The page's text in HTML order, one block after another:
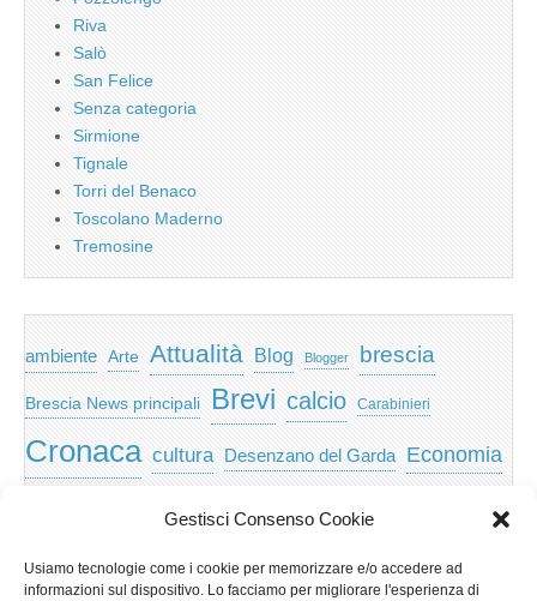
Gestisci Consenso Cookie
Usiamo tecnologie come i cookie per memorizzare e/o accedere ad
informazioni sul dispositivo. Lo facciamo per migliorare l'esperienza di
Riva
Salò
San Felice
Senza categoria
Sirmione
Tignale
Torri del Benaco
Toscolano Maderno
Tremosine
ambiente Arte Attualità Blog Blogger brescia
Brescia News principali Brevi calcio Carabinieri
Cronaca cultura Desenzano del Garda Economia
lago di garda Musica Nera news Notizie